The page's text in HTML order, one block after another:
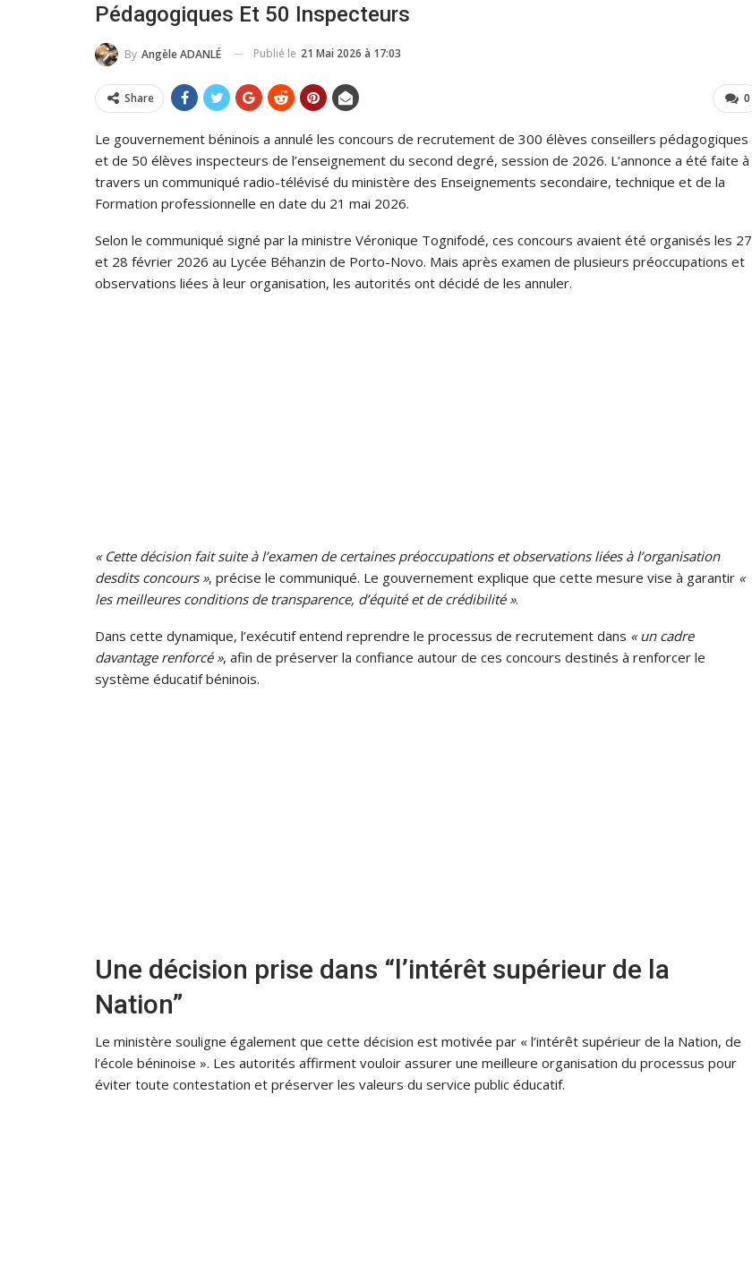
Pédagogiques Et 50 Inspecteurs
By Angèle ADANLÉ Publié le 21 Mai 2026 à 17:03
0
Share
Le gouvernement béninois a annulé les concours de recrutement de 300 élèves conseillers pédagogiques
et de 50 élèves inspecteurs de l’enseignement du second degré, session de 2026. L’annonce a été faite à
travers un communiqué radio-télévisé du ministère des Enseignements secondaire, technique et de la
Formation professionnelle en date du 21 mai 2026.
Selon le communiqué signé par la ministre Véronique Tognifodé, ces concours avaient été organisés les 27
et 28 février 2026 au Lycée Béhanzin de Porto-Novo. Mais après examen de plusieurs préoccupations et
observations liées à leur organisation, les autorités ont décidé de les annuler.
« Cette décision fait suite à l’examen de certaines préoccupations et observations liées à l’organisation
desdits concours », précise le communiqué. Le gouvernement explique que cette mesure vise à garantir «
les meilleures conditions de transparence, d’équité et de crédibilité ».
Dans cette dynamique, l’exécutif entend reprendre le processus de recrutement dans « un cadre
davantage renforcé », afin de préserver la confiance autour de ces concours destinés à renforcer le
système éducatif béninois.
Une décision prise dans “l’intérêt supérieur de la
Nation”
Le ministère souligne également que cette décision est motivée par « l’intérêt supérieur de la Nation, de
l’école béninoise ». Les autorités affirment vouloir assurer une meilleure organisation du processus pour
éviter toute contestation et préserver les valeurs du service public éducatif.